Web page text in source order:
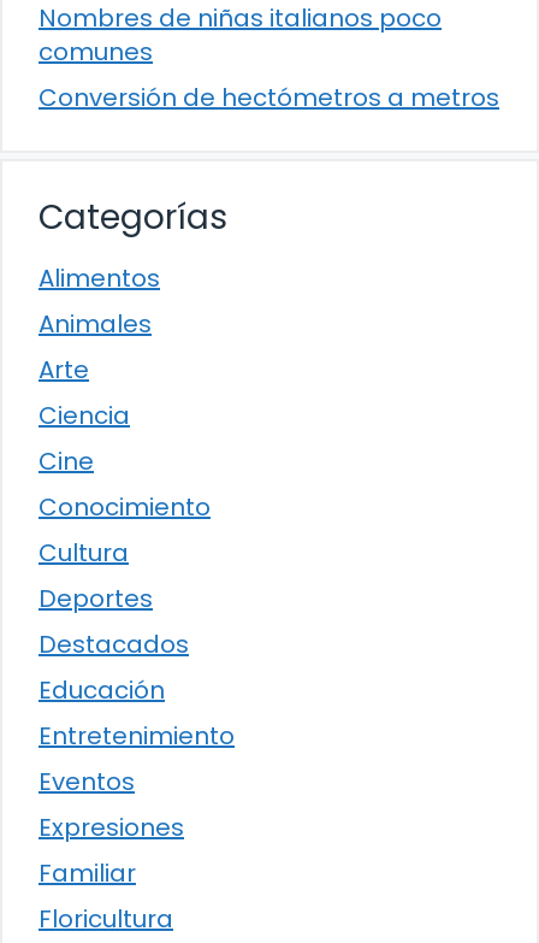
Nombres de niñas italianos poco
comunes
Conversión de hectómetros a metros
Categorías
Alimentos
Animales
Arte
Ciencia
Cine
Conocimiento
Cultura
Deportes
Destacados
Educación
Entretenimiento
Eventos
Expresiones
Familiar
Floricultura